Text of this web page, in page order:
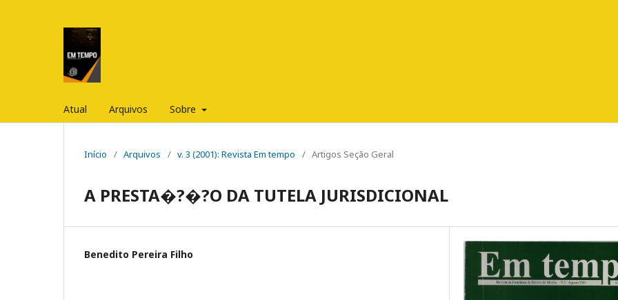
Atual Arquivos Sobre
Início / Arquivos / v. 3 (2001): Revista Em tempo / Artigos Seção Geral
A PRESTA�?�?O DA TUTELA JURISDICIONAL
Benedito Pereira Filho